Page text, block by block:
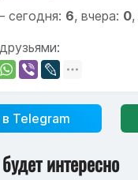
сегодня: 6, вчера: 0,
Telegram
интересно